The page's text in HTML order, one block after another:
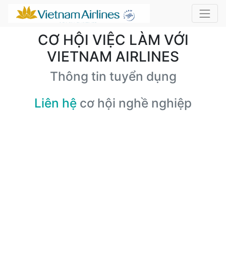
CƠ HỘI VIỆC LÀM VỚI
VIETNAM AIRLINES
Thông tin tuyển dụng
Liên hệ cơ hội nghề nghiệp